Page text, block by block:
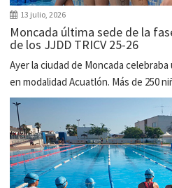
13 julio, 2026
Moncada última sede de la
de los JJDD TRICV 25-26
Ayer la ciudad de Moncada
en modalidad Acuatlón. Más de 250